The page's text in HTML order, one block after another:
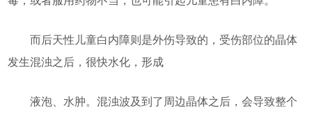
而后天性儿童白内障则是外伤导致的，受伤部位的晶体
发生混浊之后，很快水化，形成
液泡、水肿。混浊波及到了周边晶体之后，会导致整个